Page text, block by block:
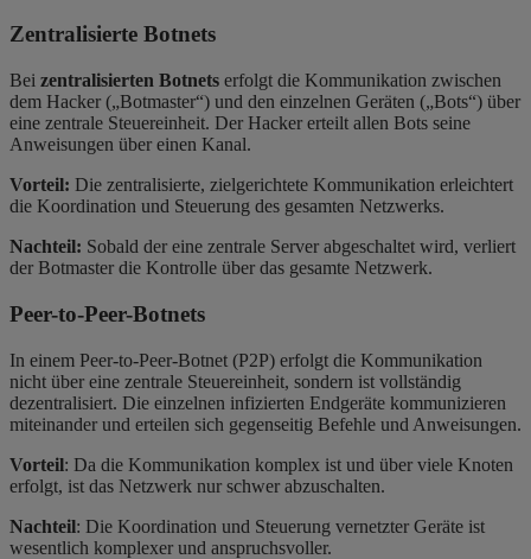
Zentralisierte Botnets
Bei zentralisierten Botnets erfolgt die Kommunikation zwischen
dem Hacker („Botmaster“) und den einzelnen Geräten („Bots“) über
eine zentrale Steuereinheit. Der Hacker erteilt allen Bots seine
Anweisungen über einen Kanal.
Vorteil: Die zentralisierte, zielgerichtete Kommunikation erleichtert
die Koordination und Steuerung des gesamten Netzwerks.
Nachteil: Sobald der eine zentrale Server abgeschaltet wird, verliert
der Botmaster die Kontrolle über das gesamte Netzwerk.
Peer-to-Peer-Botnets
In einem Peer-to-Peer-Botnet (P2P) erfolgt die Kommunikation
nicht über eine zentrale Steuereinheit, sondern ist vollständig
dezentralisiert. Die einzelnen infizierten Endgeräte kommunizieren
miteinander und erteilen sich gegenseitig Befehle und Anweisungen.
Vorteil: Da die Kommunikation komplex ist und über viele Knoten
erfolgt, ist das Netzwerk nur schwer abzuschalten.
Nachteil: Die Koordination und Steuerung vernetzter Geräte ist
wesentlich komplexer und anspruchsvoller.